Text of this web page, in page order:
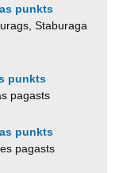
punkts
Staburaga
punkts
pagasts
punkts
pagasts